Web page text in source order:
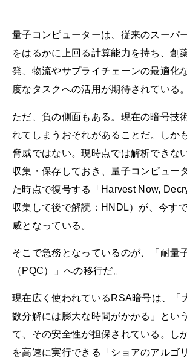
量子コンピューターは、従来のスーパ
をはるかに上回る計算能力を持ち、創
発、物流やサプライチェーンの最適化
度なタスクへの活用が期待されている。
ただ、負の側面もある。現在の暗号技
れてしまうおそれがあることだ。しか
脅威ではない。現時点では解析できな
収集・保存しておき、量子コンピュー
た時点で復号する「Harvest Now,
収集して後で解読：HNDL）が、今す
威となっている。
そこで急務となっているのが、「耐量
（PQC）」への移行だ。
現在広く使われているRSA暗号は、「
数分解には膨大な時間がかかる」とい
て、その安全性が担保されている。し
を高速に実行できる「ショアのアルゴ